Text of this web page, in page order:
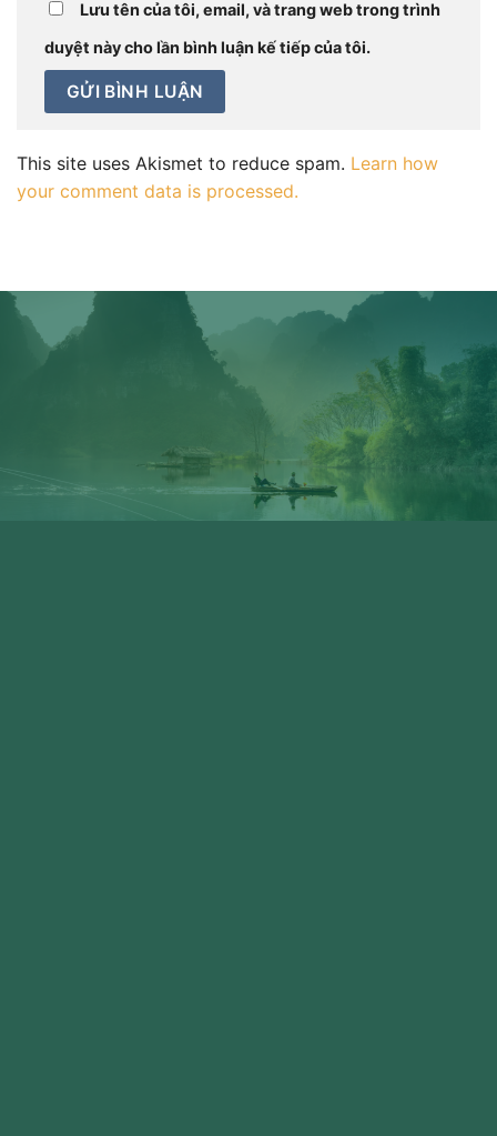
Lưu tên của tôi, email, và trang web trong trình
duyệt này cho lần bình luận kế tiếp của tôi.
This site uses Akismet to reduce spam. Learn how
your comment data is processed.